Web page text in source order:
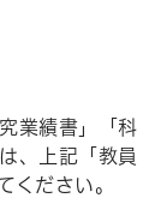
業績書」「科
、上記「教員
ください。